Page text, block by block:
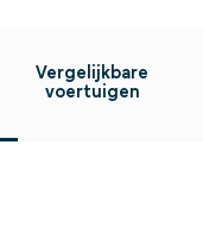
Vergelijkbare
voertuigen